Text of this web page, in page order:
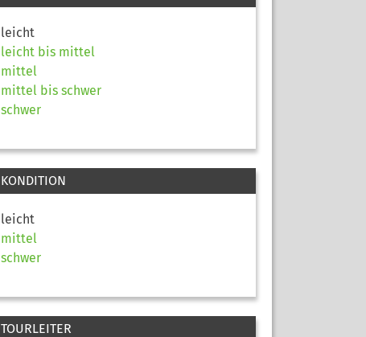
leicht
leicht bis mittel
mittel
mittel bis schwer
schwer
KONDITION
leicht
mittel
schwer
TOURLEITER